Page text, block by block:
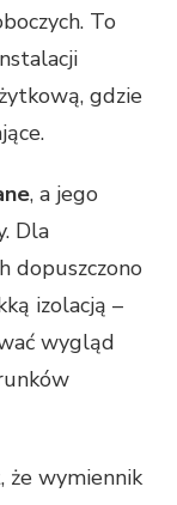
To
gdzie
, a jego
Dla
dopuszczono
izolacją –
wygląd
że wymiennik